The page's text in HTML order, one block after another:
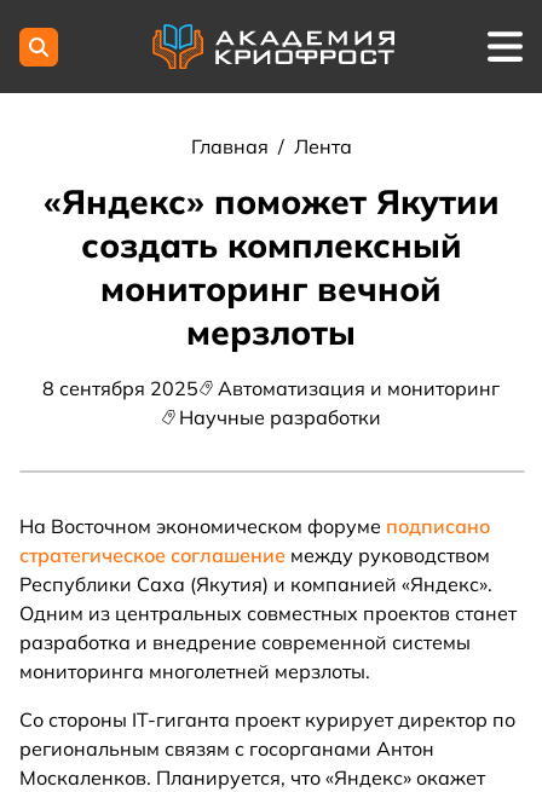
Главная / Лента
«Яндекс» поможет Якутии
создать комплексный
мониторинг вечной
мерзлоты
8 сентября 2025
Автоматизация и мониторинг
Научные разработки
На Восточном экономическом форуме подписано
стратегическое соглашение между руководством
Республики Саха (Якутия) и компанией «Яндекс».
Одним из центральных совместных проектов станет
разработка и внедрение современной системы
мониторинга многолетней мерзлоты.
Со стороны IT-гиганта проект курирует директор по
региональным связям с госорганами Антон
Москаленков. Планируется, что «Яндекс» окажет